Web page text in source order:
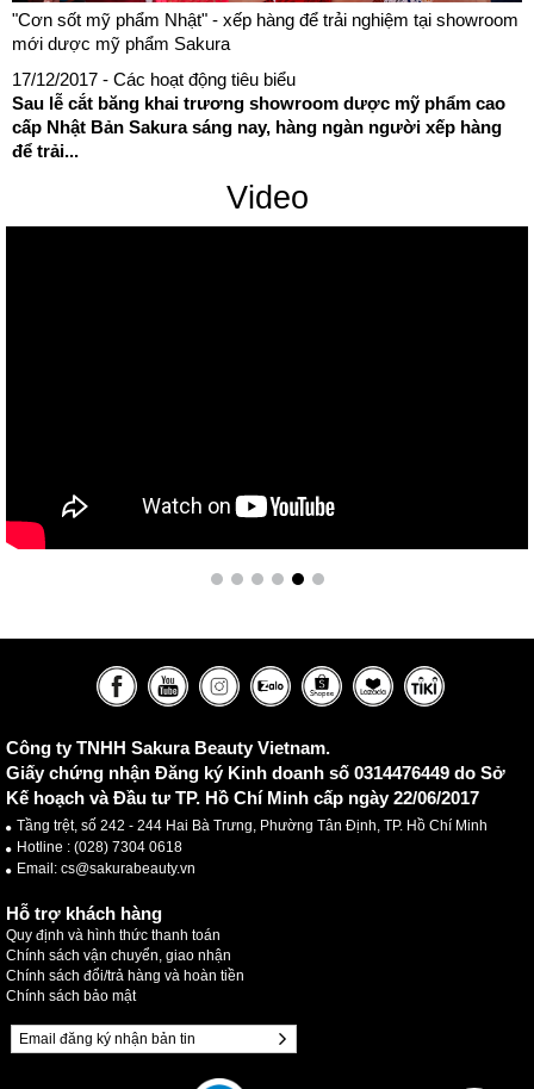
"Cơn sốt mỹ phẩm Nhật" - xếp hàng để trải nghiệm tại showroom
mới dược mỹ phẩm Sakura
17/12/2017 - Các hoạt động tiêu biểu
Sau lễ cắt băng khai trương showroom dược mỹ phẩm cao
cấp Nhật Bản Sakura sáng nay, hàng ngàn người xếp hàng
để trải...
Video
Công ty TNHH Sakura Beauty Vietnam.
Giấy chứng nhận Đăng ký Kinh doanh số 0314476449 do Sở
Kế hoạch và Đầu tư TP. Hồ Chí Minh cấp ngày 22/06/2017
Tầng trệt, số 242 - 244 Hai Bà Trưng, Phường Tân Định, TP. Hồ Chí Minh
Hotline : (028) 7304 0618
Email: cs@sakurabeauty.vn
Hỗ trợ khách hàng
Quy định và hình thức thanh toán
Chính sách vận chuyển, giao nhận
Chính sách đổi/trả hàng và hoàn tiền
Chính sách bảo mật